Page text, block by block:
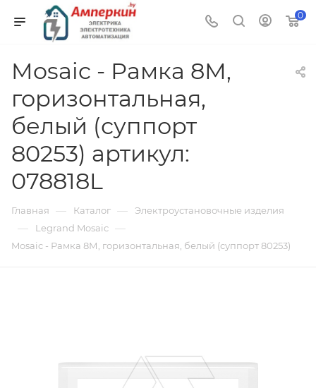
0
Mosaic - Рамка 8М,
горизонтальная,
белый (суппорт
80253) артикул:
078818L
Главная — Каталог — Электроустановочные изделия
— Legrand Mosaic —
Mosaic - Рамка 8М, горизонтальная, белый (суппорт 80253)